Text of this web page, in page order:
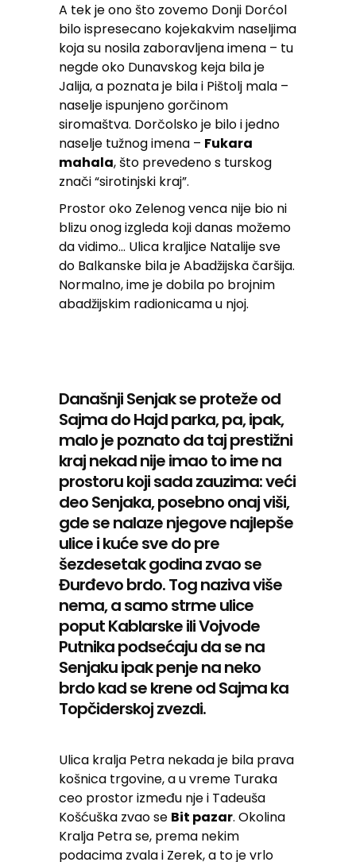
A tek je ono što zovemo Donji Dorćol
bilo ispresecano kojekakvim naseljima
koja su nosila zaboravljena imena – tu
negde oko Dunavskog keja bila je
Jalija, a poznata je bila i Pištolj mala –
naselje ispunjeno gorčinom
siromaštva. Dorčolsko je bilo i jedno
naselje tužnog imena – Fukara
mahala, što prevedeno s turskog
znači “sirotinjski kraj”.
Prostor oko Zelenog venca nije bio ni
blizu onog izgleda koji danas možemo
da vidimo… Ulica kraljice Natalije sve
do Balkanske bila je Abadžijska čaršija.
Normalno, ime je dobila po brojnim
abadžijskim radionicama u njoj.
Današnji Senjak se proteže od
Sajma do Hajd parka, pa, ipak,
malo je poznato da taj prestižni
kraj nekad nije imao to ime na
prostoru koji sada zauzima: veći
deo Senjaka, posebno onaj viši,
gde se nalaze njegove najlepše
ulice i kuće sve do pre
šezdesetak godina zvao se
Đurđevo brdo. Tog naziva više
nema, a samo strme ulice
poput Kablarske ili Vojvode
Putnika podsećaju da se na
Senjaku ipak penje na neko
brdo kad se krene od Sajma ka
Topčiderskoj zvezdi.
Ulica kralja Petra nekada je bila prava
košnica trgovine, a u vreme Turaka
ceo prostor između nje i Tadeuša
Košćuška zvao se Bit pazar. Okolina
Kralja Petra se, prema nekim
podacima zvala i Zerek, a to je vrlo